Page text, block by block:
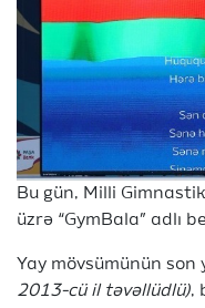
Bu gün, Milli
üzrə “GymBala” adlı
Yay mövsümünün son
2013-cü il təvəllüdlü),